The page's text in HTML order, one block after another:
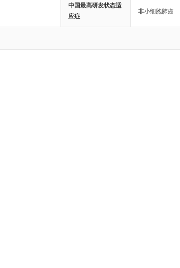
中国最高研发状态适
应症
非小细胞肺癌